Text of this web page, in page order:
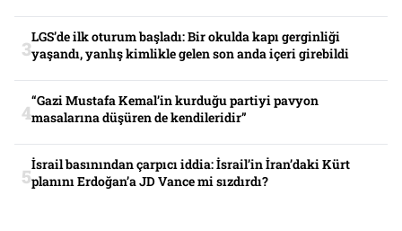
LGS’de ilk oturum başladı: Bir okulda kapı gerginliği
yaşandı, yanlış kimlikle gelen son anda içeri girebildi
“Gazi Mustafa Kemal’in kurduğu partiyi pavyon
masalarına düşüren de kendileridir”
İsrail basınından çarpıcı iddia: İsrail’in İran’daki Kürt
planını Erdoğan’a JD Vance mi sızdırdı?